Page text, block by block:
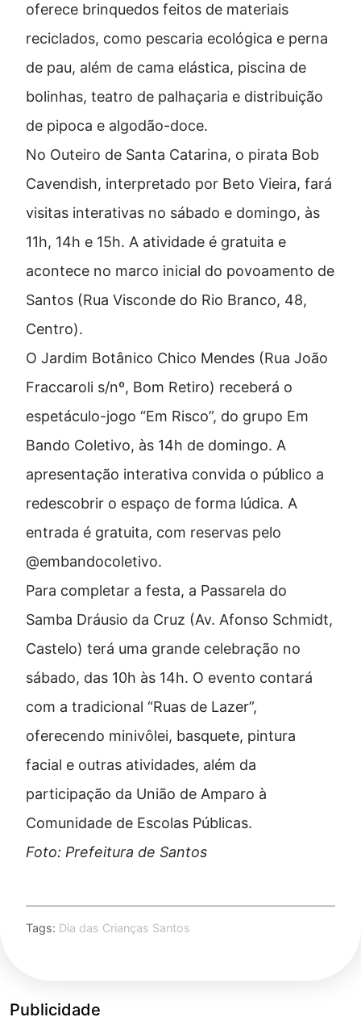
oferece brinquedos feitos de materiais
reciclados, como pescaria ecológica e perna
de pau, além de cama elástica, piscina de
bolinhas, teatro de palhaçaria e distribuição
de pipoca e algodão-doce.
No Outeiro de Santa Catarina, o pirata Bob
Cavendish, interpretado por Beto Vieira, fará
visitas interativas no sábado e domingo, às
11h, 14h e 15h. A atividade é gratuita e
acontece no marco inicial do povoamento de
Santos (Rua Visconde do Rio Branco, 48,
Centro).
O Jardim Botânico Chico Mendes (Rua João
Fraccaroli s/nº, Bom Retiro) receberá o
espetáculo-jogo “Em Risco”, do grupo Em
Bando Coletivo, às 14h de domingo. A
apresentação interativa convida o público a
redescobrir o espaço de forma lúdica. A
entrada é gratuita, com reservas pelo
@embandocoletivo.
Para completar a festa, a Passarela do
Samba Dráusio da Cruz (Av. Afonso Schmidt,
Castelo) terá uma grande celebração no
sábado, das 10h às 14h. O evento contará
com a tradicional “Ruas de Lazer”,
oferecendo minivôlei, basquete, pintura
facial e outras atividades, além da
participação da União de Amparo à
Comunidade de Escolas Públicas.
Foto: Prefeitura de Santos
Tags: Dia das Crianças Santos
Publicidade